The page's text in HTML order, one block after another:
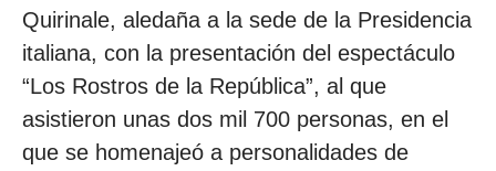
Quirinale, aledaña a la sede de la Presidencia
italiana, con la presentación del espectáculo
“Los Rostros de la República”, al que
asistieron unas dos mil 700 personas, en el
que se homenajeó a personalidades de